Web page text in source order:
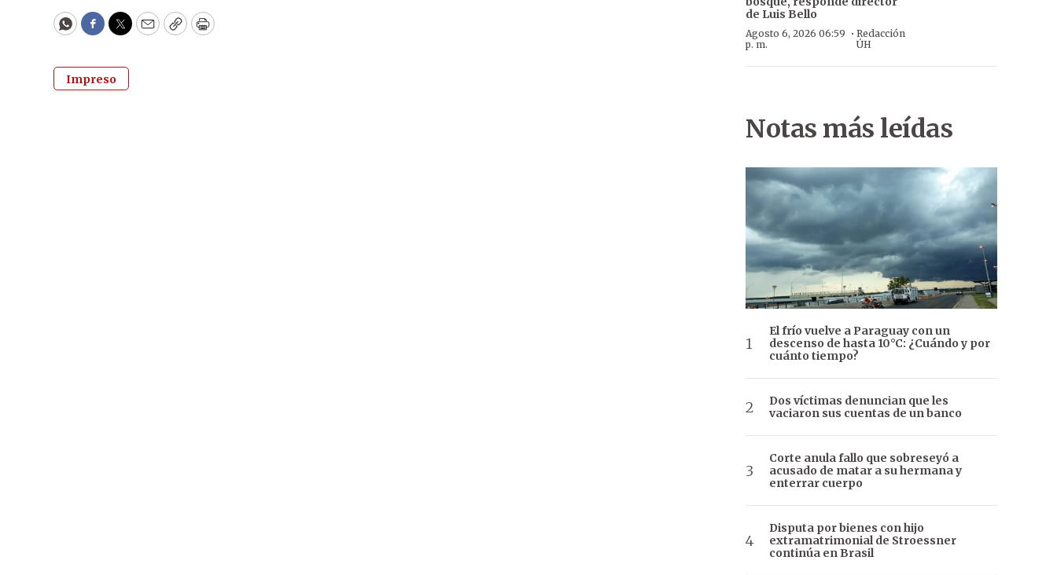
WhatsApp
Facebook
Twitter
EmailCopyPrint
Impreso
de Luis Bello
Agosto 6, 2026 06:59
p. m.
· Redacción
ÚH
Notas más leídas
El frío vuelve a Paraguay con un
descenso de hasta 10°C: ¿Cuándo y por
cuánto tiempo?
Dos víctimas denuncian que les
vaciaron sus cuentas de un banco
Corte anula fallo que sobreseyó a
acusado de matar a su hermana y
enterrar cuerpo
Disputa por bienes con hijo
extramatrimonial de Stroessner
continúa en Brasil